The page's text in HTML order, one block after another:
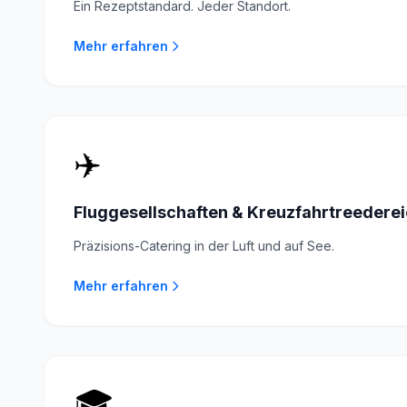
Ein Rezeptstandard. Jeder Standort.
Mehr erfahren
✈️
Fluggesellschaften &
Präzisions-Catering in der Luft und auf See.
Mehr erfahren